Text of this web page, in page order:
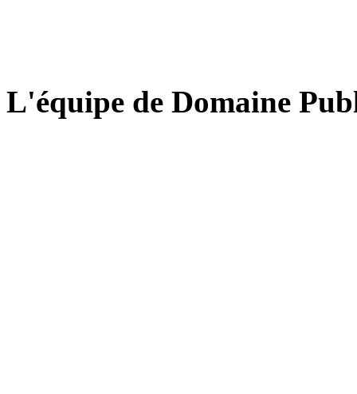
L'équipe de Domaine